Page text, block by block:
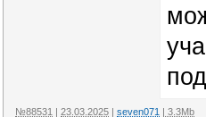
№88531 23.03.2025 seven071 | 3.3Mb